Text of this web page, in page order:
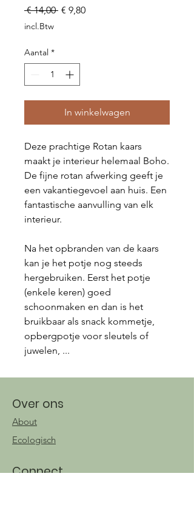
€ 14,00 Normale
€ 9,80Verkoopprijs
incl.Btw
Aantal *
In winkelwagen
Deze prachtige Rotan kaars
maakt je interieur helemaal Boho.
De fijne rotan afwerking geeft je
een vakantiegevoel aan huis. Een
fantastische aanvulling van elk
interieur.
Na het opbranden van de kaars
kan je het potje nog steeds
hergebruiken. Eerst het potje
(enkele keren) goed
schoonmaken en dan is het
bruikbaar als snack kommetje,
opbergpotje voor sleutels of
juwelen, ...
Over ons
Connect
About
Ecologisch